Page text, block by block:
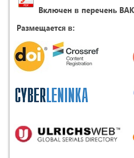
Включен в перечень
Размещается в: